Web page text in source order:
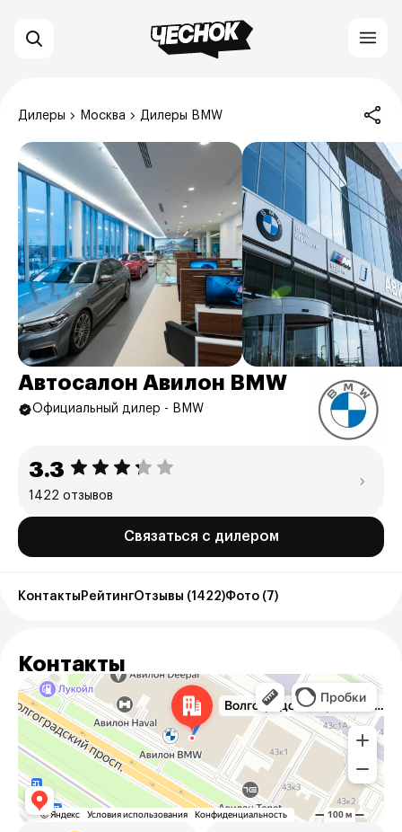
Дилеры Москва Дилеры BMW
Автосалон Авилон BMW
Официальный дилер - BMW
3.3
1422 отзывов
Связаться с дилером
Контакты РейтингОтзывы (1422)Фото (7)
Контакты